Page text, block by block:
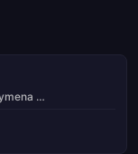
Ballymena United